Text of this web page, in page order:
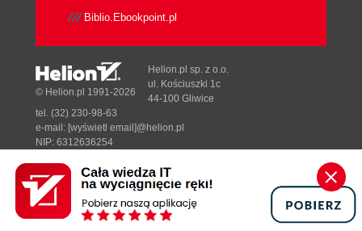
Biblio.Ebookpoint.pl
Designed with ♥ byTonik.pl
© Helion.pl 1991-2026
Helion.pl sp. z o.o.
ul. Kościuszki 1c
44-100 Gliwice
tel. (32) 230-98-63
e-mail: [wyświetl email]@helion.pl
NIP: 6312636254
Pełna wersja strony »